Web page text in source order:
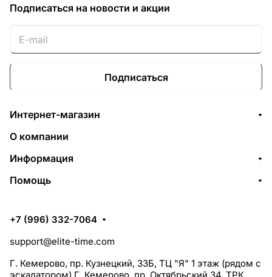
Подписаться на новости и акции
Подписаться
Интернет-магазин
О компании
Информация
Помощь
+7 (996) 332-7064
support@elite-time.com
Г. Кемерово, пр. Кузнецкий, 33Б, ТЦ "Я" 1 этаж (рядом с